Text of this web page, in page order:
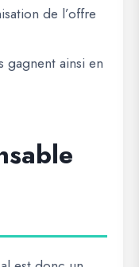
de l’offre
gagnent ainsi en